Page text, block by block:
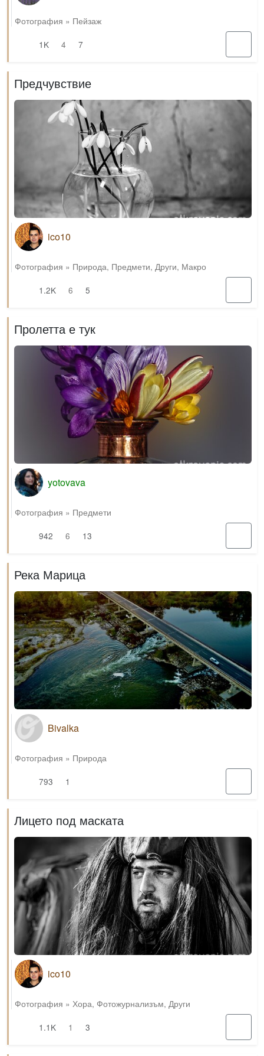
Фотография » Пейзаж
1K
4 7
Предчувствие
ico10
Фотография » Природа, Предмети, Други, Макро
1.2K
6 5
Пролетта е тук
yotovava
Фотография » Предмети
942
6 13
Река Марица
Bivalka
Фотография » Природа
793
1
Лицето под маската
ico10
Фотография » Хора, Фотожурнализъм, Други
1.1K
1 3